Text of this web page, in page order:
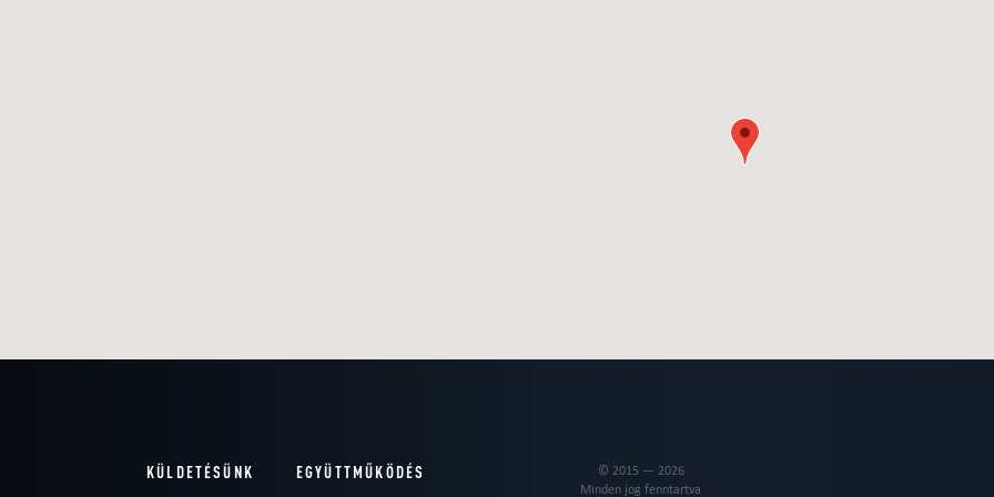
KÜLDETÉSÜNK EGYÜTTMŰKÖDÉS
© 2015 — 2026
Minden jog fenntartva